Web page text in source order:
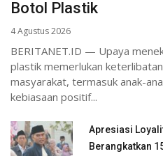
Botol Plastik
4 Agustus 2026
BERITANET.ID — Upaya
plastik memerlukan
masyarakat, termasuk anak-
kebiasaan positif...
Apresiasi
Berangkatkan